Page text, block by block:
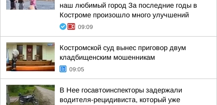
наш любимый город За последние годы в
Костроме произошло много улучшений
09:09
Костромской суд вынес приговор двум
кладбищенским мошенникам
09:05
В Нее госавтоинспекторы задержали
водителя-рецидивиста, который уже